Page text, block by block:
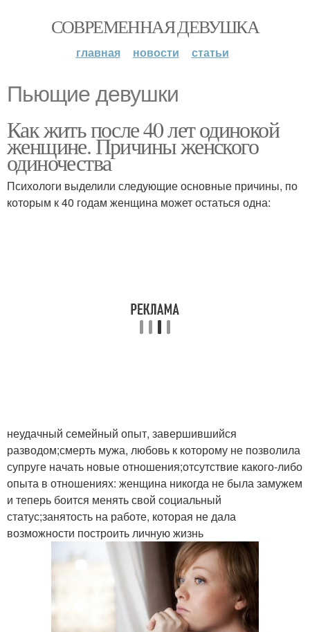
СОВРЕМЕННАЯ ДЕВУШКА
главная новости статьи
Пьющие девушки
Как жить после 40 лет одинокой
женщине. Причины женского
одиночества
Психологи выделили следующие основные причины, по
которым к 40 годам женщина может остаться одна:
неудачный семейный опыт, завершившийся
разводом;смерть мужа, любовь к которому не позволила
супруге начать новые отношения;отсутствие какого-либо
опыта в отношениях: женщина никогда не была замужем
и теперь боится менять свой социальный
статус;занятость на работе, которая не дала
возможности построить личную жизнь